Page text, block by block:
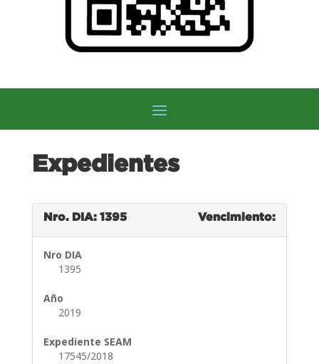
Expedientes
Nro. DIA: 1395 Vencimiento:
Nro DIA
1395
Año
2019
Expediente SEAM
17545/2018